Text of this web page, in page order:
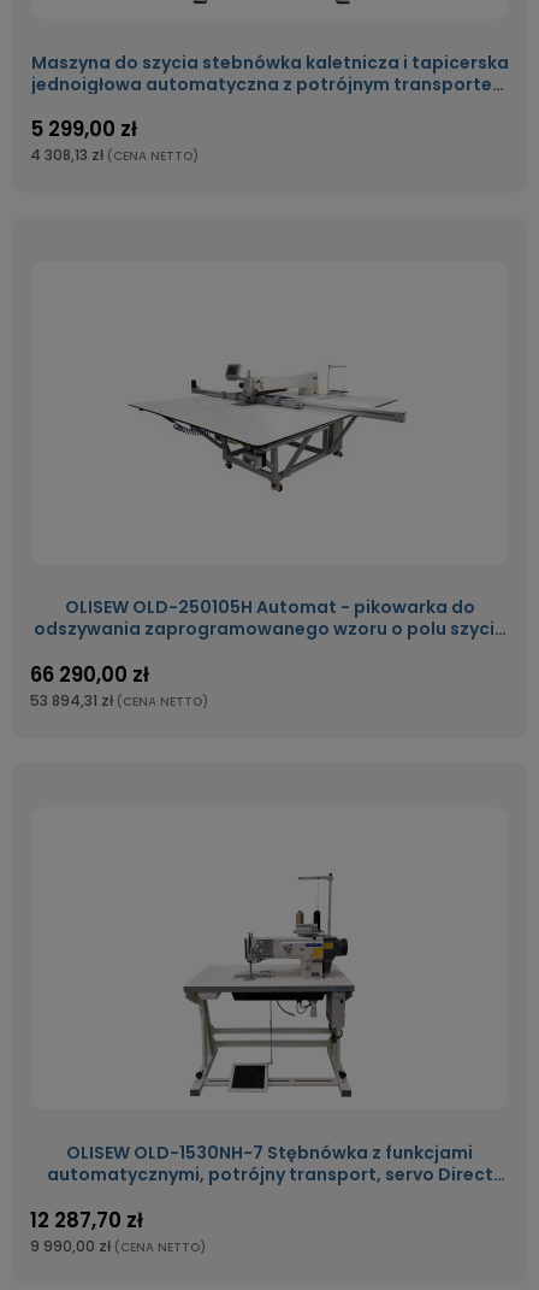
Maszyna do szycia stebnówka kaletnicza i tapicerska
jednoigłowa automatyczna z potrójnym transportem
5 299,00 zł
4 308,13 zł (CENA NETTO)
OLISEW OLD-250105H Automat - pikowarka do
odszywania zaprogramowanego wzoru o polu szycia
66 290,00 zł
53 894,31 zł (CENA NETTO)
OLISEW OLD-1530NH-7 Stębnówka z funkcjami
automatycznymi, potrójny transport, servo Direct
12 287,70 zł
9 990,00 zł (CENA NETTO)